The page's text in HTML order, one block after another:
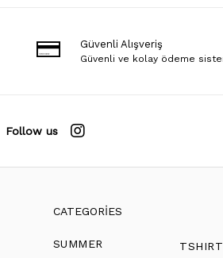
Güvenli Alışveriş
Güvenli ve kolay ödeme
Follow us
CATEGORİES
SUMMER TSHIRT